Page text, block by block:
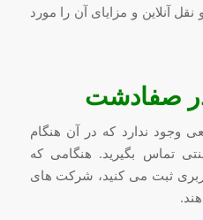
آنلاین و مزایای آن را مورد
صفادشت
وجود ندارد که در آن هنگام
تماس بگیرید. هنگامی که
ثبت می کنید، شرکت های